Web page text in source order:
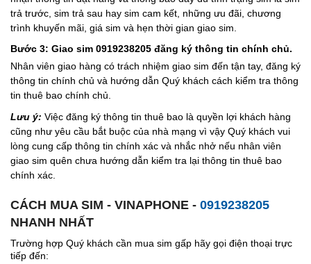
trả trước, sim trả sau hay sim cam kết, những ưu đãi, chương
trình khuyến mãi, giá sim và hẹn thời gian giao sim.
Bước 3: Giao sim 0919238205 đăng ký thông tin chính chủ.
Nhân viên giao hàng có trách nhiệm giao sim đến tận tay, đăng ký
thông tin chính chủ và hướng dẫn Quý khách cách kiểm tra thông
tin thuê bao chính chủ.
Lưu ý: Việc đăng ký thông tin thuê bao là quyền lợi khách hàng
cũng như yêu cầu bắt buộc của nhà mạng vì vậy Quý khách vui
lòng cung cấp thông tin chính xác và nhắc nhở nếu nhân viên
giao sim quên chưa hướng dẫn kiểm tra lại thông tin thuê bao
chính xác.
CÁCH MUA SIM - VINAPHONE - 0919238205
NHANH NHẤT
Trường hợp Quý khách cần mua sim gấp hãy gọi điện thoại trực
tiếp đến: